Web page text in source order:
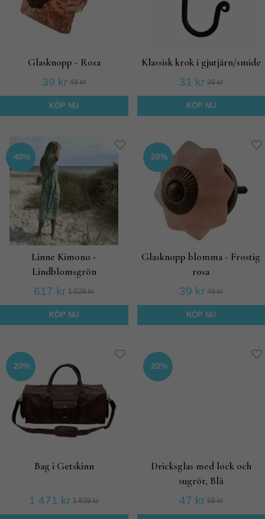
Glasknopp - Rosa
39 kr 49 kr
KÖP NU
Klassisk krok i gjutjärn/smide
31 kr 39 kr
KÖP NU
40%
Linne Kimono -
Lindblomsgrön
617 kr 1 029 kr
KÖP NU
20%
Glasknopp blomma - Frostig
rosa
39 kr 49 kr
KÖP NU
20%
Bag i Getskinn
1 471 kr 1 839 kr
20%
Dricksglas med lock och
sugrör, Blå
47 kr 59 kr